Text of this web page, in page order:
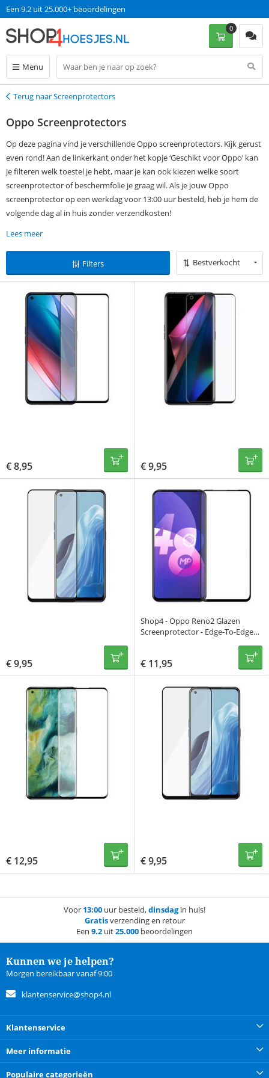
Een 9.2 uit 25.000+ beoordelingen
Menu
0
Terug
Terug naar Screenprotectors
Oppo Screenprotectors
Op deze pagina vind je verschillende Oppo screenprotectors. Kijk gerust
even rond! Aan de linkerkant onder het kopje ‘Geschikt voor Oppo’ kan
je filteren welk toestel je hebt, maar je kan ook kiezen welke soort
screenprotector of beschermfolie je graag wil. Als je jouw Oppo
screenprotector op een werkdag voor 13:00 uur besteld, heb je hem de
volgende dag al in huis zonder verzendkosten!
Lees meer
Filters Bestverkocht
€8,95 €9,95
€9,95
Shop4 - Oppo Reno2 Glazen
Screenprotector - Edge-To-Edge
€ 11,95
€ 12,95 €9,95
Voor 13:00 uur besteld,dinsdagin huis!
Gratisverzending en retour
Een 9.2 uit25.000 beoordelingen
Kunnen we je helpen?
Morgen bereikbaar vanaf 9:00
klantenservice@shop4.nl
Klantenservice
Meer informatie
Populaire categorieën